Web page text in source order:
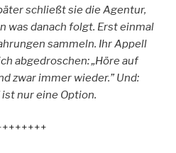
schließt sie die Agentur,
was danach folgt. Erst einmal
sammeln. Ihr Appell
abgedroschen: „Höre auf
zwar immer wieder.” Und:
nur eine Option.